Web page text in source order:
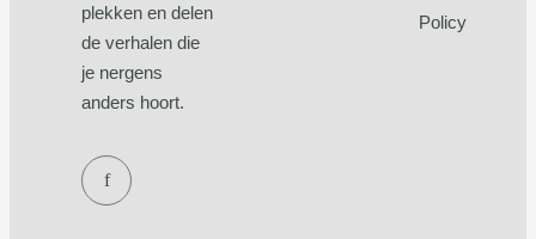
plekken en delen
de verhalen die
je nergens
anders hoort.
f
Policy